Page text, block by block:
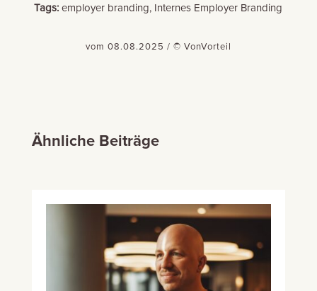
Tags: employer branding, Internes Employer Branding
vom 08.08.2025 / © VonVorteil
Ähnliche Beiträge